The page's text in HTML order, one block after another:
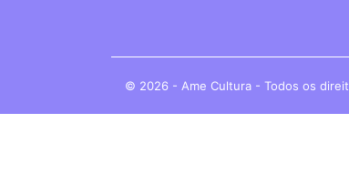
© 2026 - Ame Cultura - Todos os